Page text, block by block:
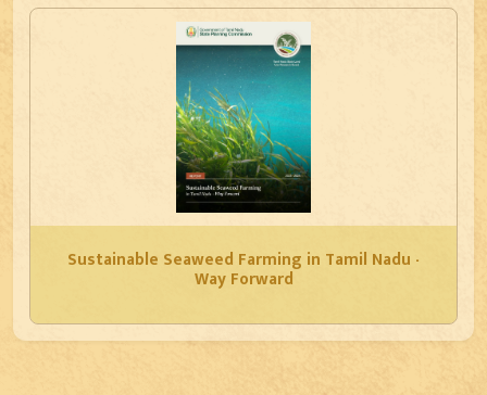
Sustainable Seaweed Farming in Tamil Nadu -
Way Forward